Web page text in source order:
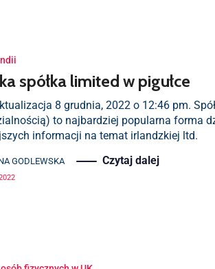
spółka limited w pigułce
8 grudnia, 2022 o 12:46 pm.
to najbardziej popularna forma
informacji na temat irlandzkiej ltd.
GODLEWSKA Czytaj dalej